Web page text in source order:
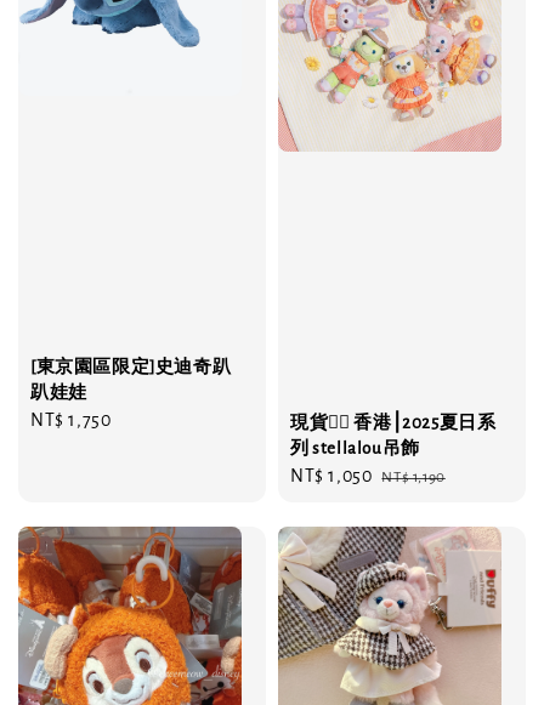
[東京園區限定]史迪奇趴
趴娃娃
Regular
NT$ 1,750
現貨❤️‍🔥 香港⎮2025夏日系
列 stellalou吊飾
Sale
NT$ 1,050 Regular
NT$ 1,190